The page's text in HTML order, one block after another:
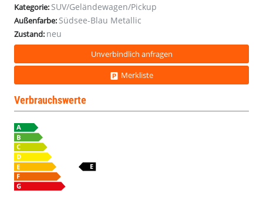
Kategorie: SUV/Geländewagen/Pickup
Außenfarbe: Südsee-Blau Metallic
Zustand: neu
Unverbindlich anfragen
Merkliste
Verbrauchswerte